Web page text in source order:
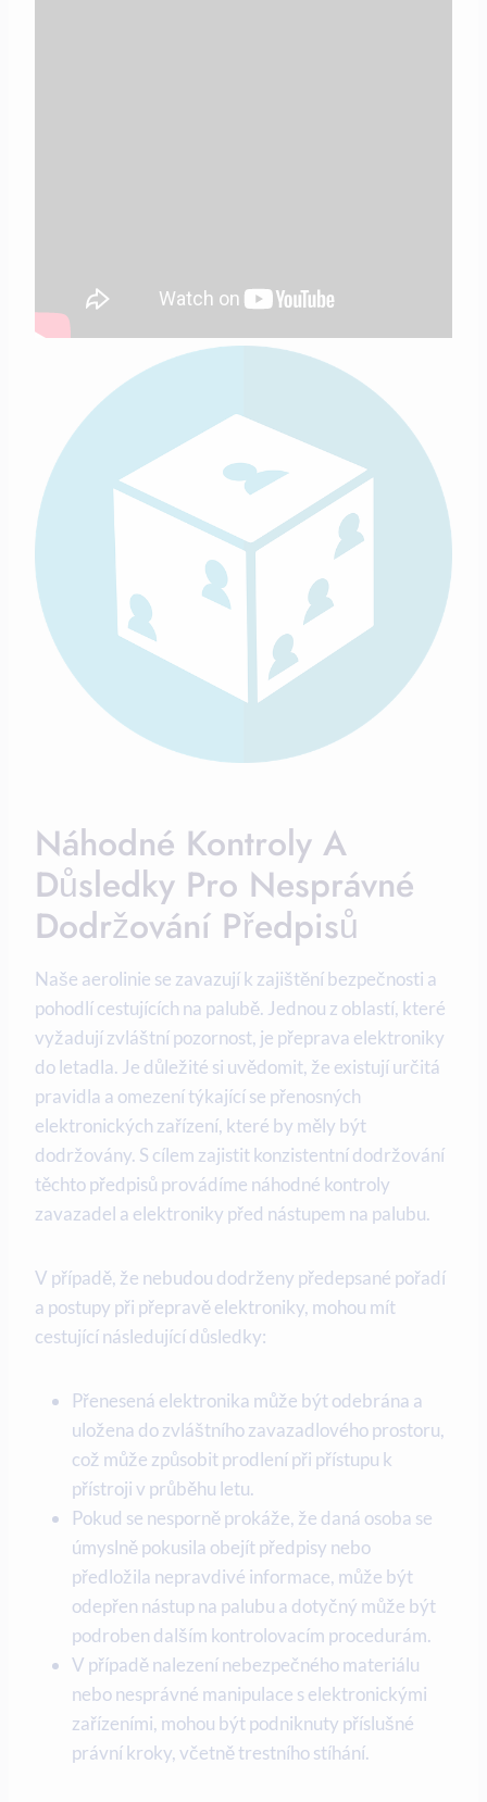
Náhodné Kontroly A
Důsledky Pro Nesprávné
Dodržování Předpisů
Naše aerolinie se zavazují k zajištění bezpečnosti a
pohodlí cestujících na palubě. Jednou z oblastí, které
vyžadují zvláštní pozornost, je přeprava elektroniky
do letadla. Je důležité si uvědomit, že existují určitá
pravidla a omezení týkající se přenosných
elektronických zařízení, které by měly být
dodržovány. S cílem zajistit konzistentní dodržování
těchto předpisů provádíme náhodné kontroly
zavazadel a elektroniky před nástupem na palubu.
V případě, že nebudou dodrženy předepsané pořadí
a postupy při přepravě elektroniky, mohou mít
cestující následující důsledky:
Přenesená elektronika může být odebrána a
uložena do zvláštního zavazadlového prostoru,
což může způsobit prodlení při přístupu k
přístroji v průběhu letu.
Pokud se nesporně prokáže, že daná osoba se
úmyslně pokusila obejít předpisy nebo
předložila nepravdivé informace, může být
odepřen nástup na palubu a dotyčný může být
podroben dalším kontrolovacím procedurám.
V případě nalezení nebezpečného materiálu
nebo nesprávné manipulace s elektronickými
zařízeními, mohou být podniknuty příslušné
právní kroky, včetně trestního stíhání.